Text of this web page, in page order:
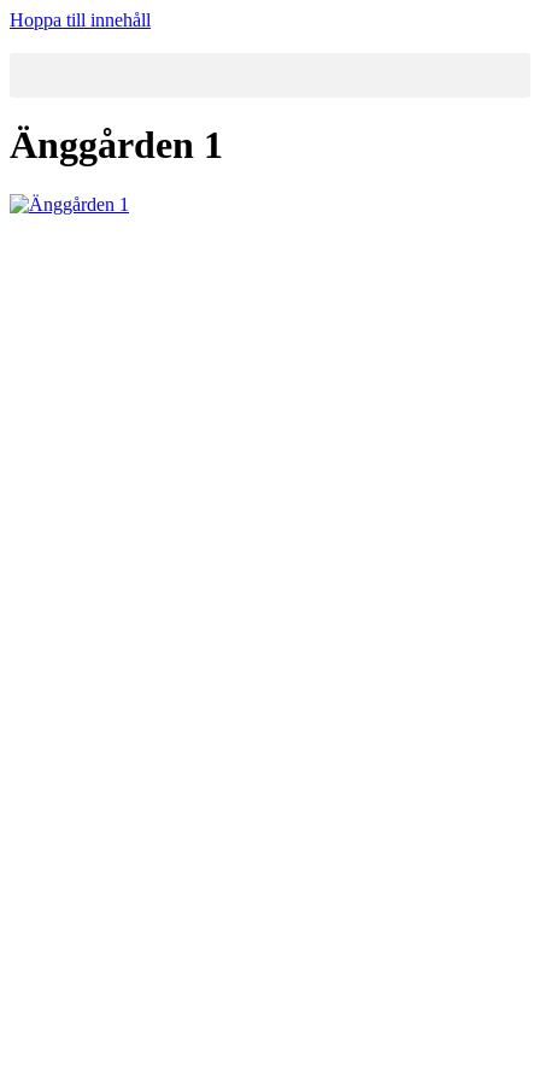
Hoppa till innehåll
Änggården 1